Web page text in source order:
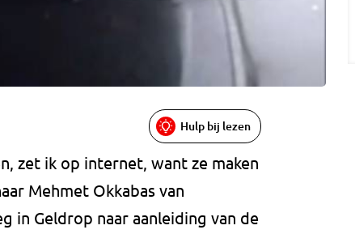
Hulp bij lezen
zet ik op internet, want ze maken
Mehmet Okkabas van
in Geldrop naar aanleiding van de